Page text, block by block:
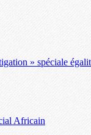
» spéciale